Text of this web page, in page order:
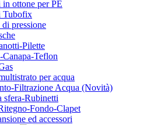
in ottone per PE
Tubofix
pressione
Pilette
Teflon
per acqua
Filtrazione Acqua (Novità)
sfera-Rubinetti
Fondo-Clapet
ed accessori